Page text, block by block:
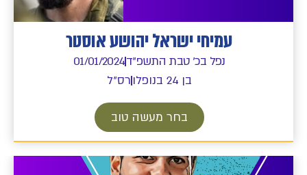
עמיחי ישראל יהושע אוסטר
נפל בכ' טבת התשפ"ד01/01/2024
בן 24 בנופלו
רס"ל
בחר מעשה טוב